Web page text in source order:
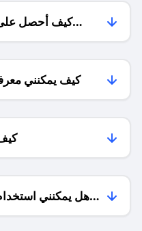
كيف أحصل
كيف يمكنني
هل يمكنني